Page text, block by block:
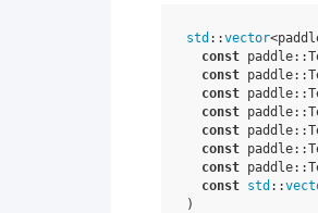
std ::vector<
const paddle::
const paddle::
const paddle::
const paddle::
const paddle::
const paddle::
const paddle::
const std ::
)